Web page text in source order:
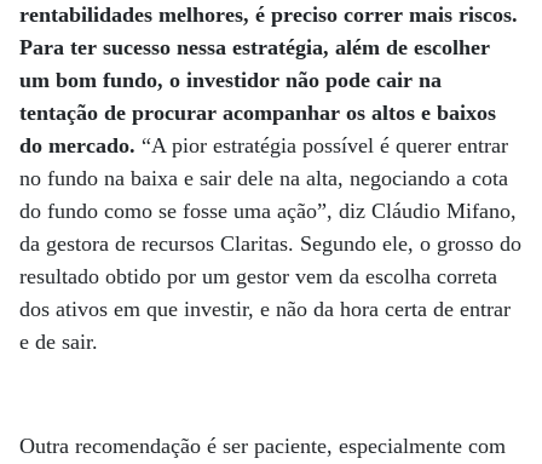
rentabilidades melhores, é preciso correr mais riscos.
Para ter sucesso nessa estratégia, além de escolher
um bom fundo, o investidor não pode cair na
tentação de procurar acompanhar os altos e baixos
do mercado. “A pior estratégia possível é querer entrar
no fundo na baixa e sair dele na alta, negociando a cota
do fundo como se fosse uma ação”, diz Cláudio Mifano,
da gestora de recursos Claritas. Segundo ele, o grosso do
resultado obtido por um gestor vem da escolha correta
dos ativos em que investir, e não da hora certa de entrar
e de sair.
Outra recomendação é ser paciente, especialmente com